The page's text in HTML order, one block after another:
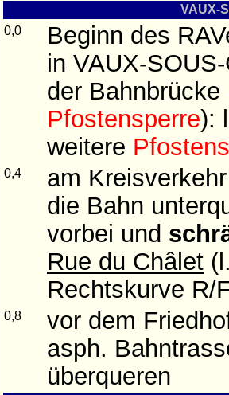
VAUX-
0,0
Beginn des
in VAUX-
der
Pfostensperre):
weitere
0,4
am
die Bahn
vorbei und
Rue du Châlet
Rechtskurve R/
0,8
vor dem
asph.
überqueren